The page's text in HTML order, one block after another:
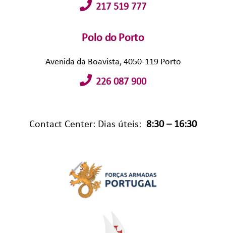
217 519 777
Polo do Porto
Avenida da Boavista, 4050-119 Porto
226 087 900
Contact Center: Dias úteis: 8:30 – 16:30